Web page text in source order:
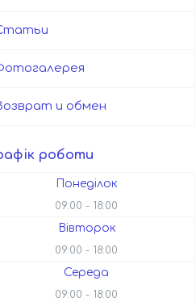
и обмен
роботи
Понеділок
09:00 18:00
Вівторок
09:00 18:00
Середа
09:00 18:00